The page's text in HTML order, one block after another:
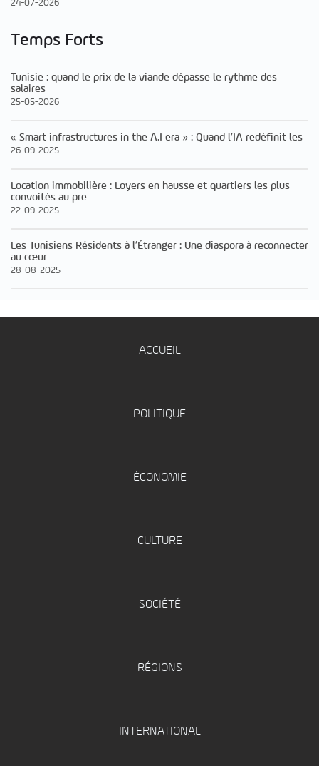
24-07-2026
Temps Forts
Tunisie : quand le prix de la viande dépasse le rythme des
salaires
25-05-2026
« Smart infrastructures in the A.I era » : Quand l’IA redéfinit les
26-09-2025
Location immobilière : Loyers en hausse et quartiers les plus
convoités au pre
22-09-2025
Les Tunisiens Résidents à l’Étranger : Une diaspora à reconnecter
au cœur
28-08-2025
ACCUEIL
POLITIQUE
ÉCONOMIE
CULTURE
SOCIÉTÉ
RÉGIONS
INTERNATIONAL